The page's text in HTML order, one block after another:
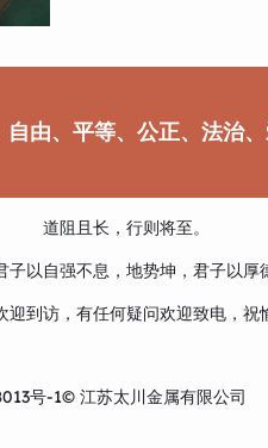
由、平等、公正、法治
道阻且长，行则将至。
子以自强不息，地势坤，君子以厚
迎到访，有任何疑问欢迎致电，祝
号-1© 江苏太川金属有限公司